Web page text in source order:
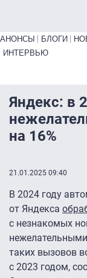
Primary links bottom
АНОНСЫ БЛОГИ
ИНТЕРВЬЮ
Яндекс: в
на 16%
21.01.2025 09:40
В 2024 году
от Яндекса
с незнакомых
таких вызовов
с 2023 годом,